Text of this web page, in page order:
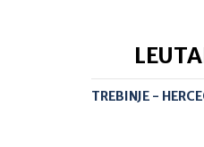
TREBINJE -